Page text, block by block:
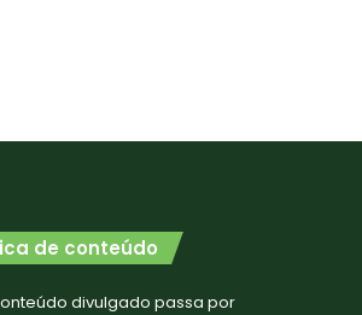
de conteúdo
divulgado passa por